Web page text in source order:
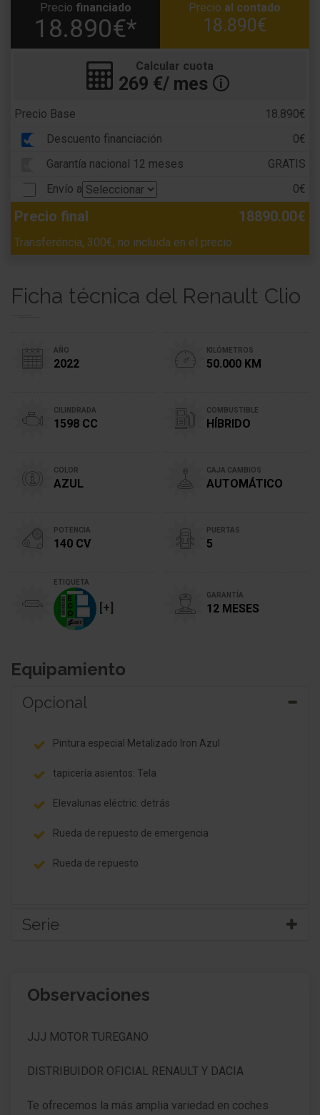
Ficha técnica del Renault Clio
AÑO
2022
KILÓMETROS
50.000 KM
CILINDRADA
1598 CC
COMBUSTIBLE
HÍBRIDO
COLOR
AZUL
CAJA CAMBIOS
AUTOMÁTICO
POTENCIA
140 CV
PUERTAS
5
ETIQUETA
[+]
GARANTÍA
12 MESES
Equipamiento
Opcional
Pintura especial Metalizado Iron Azul
tapicería asientos: Tela
Elevalunas eléctric. detrás
Rueda de repuesto de emergencia
Rueda de repuesto
Serie
Retrovisor exterior plegable eléctricamente
calefactable
Retrovisor exterior color carrocería
Observaciones
JJJ MOTOR TUREGANO
DISTRIBUIDOR OFICIAL RENAULT Y DACIA
Te ofrecemos la más amplia variedad en coches
Precio financiado
18.890€*
Precio al contado
18.890€
Calcular cuota
269 €/ mes 🛈
Precio Base
18.890€
Descuento financiación
0€
Garantía nacional 12 meses
GRATIS
Envío a
0€
Precio final 18890.00€
Transferéncia, 300€, no incluida en el precio.